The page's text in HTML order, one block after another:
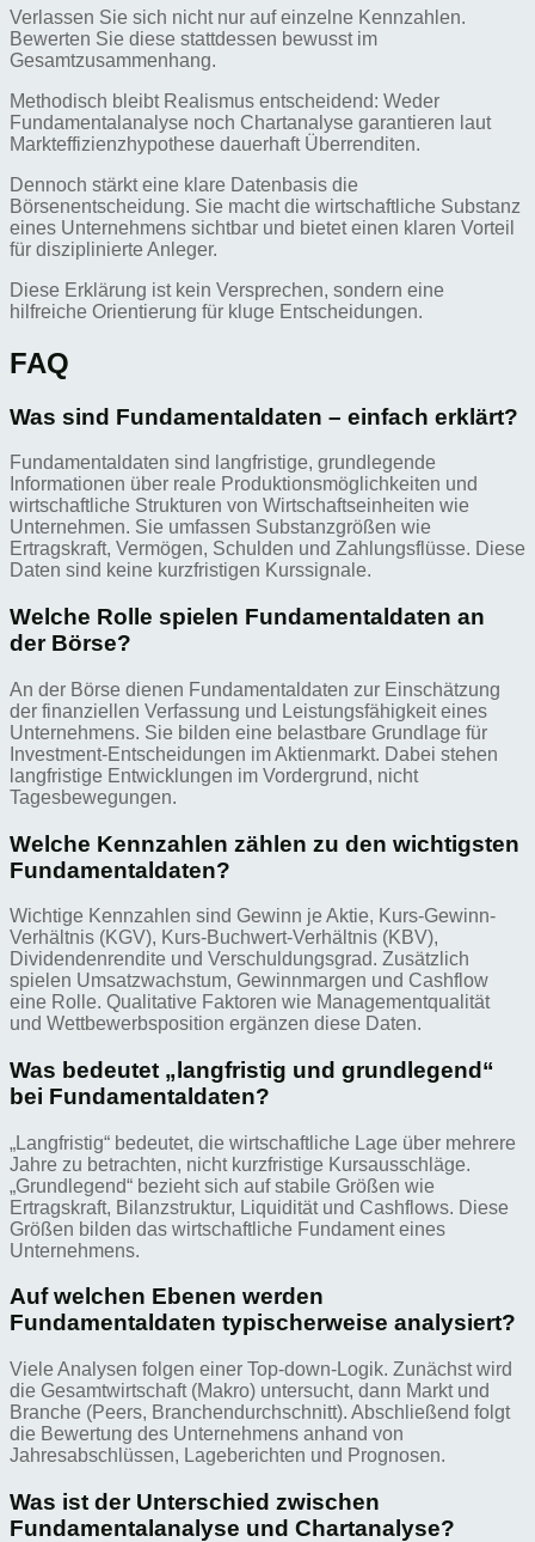
Verlassen Sie sich nicht nur auf einzelne Kennzahlen.
Bewerten Sie diese stattdessen bewusst im
Gesamtzusammenhang.
Methodisch bleibt Realismus entscheidend: Weder
Fundamentalanalyse noch Chartanalyse garantieren laut
Markteffizienzhypothese dauerhaft Überrenditen.
Dennoch stärkt eine klare Datenbasis die
Börsenentscheidung. Sie macht die wirtschaftliche Substanz
eines Unternehmens sichtbar und bietet einen klaren Vorteil
für disziplinierte Anleger.
Diese Erklärung ist kein Versprechen, sondern eine
hilfreiche Orientierung für kluge Entscheidungen.
FAQ
Was sind Fundamentaldaten – einfach erklärt?
Fundamentaldaten sind langfristige, grundlegende
Informationen über reale Produktionsmöglichkeiten und
wirtschaftliche Strukturen von Wirtschaftseinheiten wie
Unternehmen. Sie umfassen Substanzgrößen wie
Ertragskraft, Vermögen, Schulden und Zahlungsflüsse. Diese
Daten sind keine kurzfristigen Kurssignale.
Welche Rolle spielen Fundamentaldaten an
der Börse?
An der Börse dienen Fundamentaldaten zur Einschätzung
der finanziellen Verfassung und Leistungsfähigkeit eines
Unternehmens. Sie bilden eine belastbare Grundlage für
Investment-Entscheidungen im Aktienmarkt. Dabei stehen
langfristige Entwicklungen im Vordergrund, nicht
Tagesbewegungen.
Welche Kennzahlen zählen zu den wichtigsten
Fundamentaldaten?
Wichtige Kennzahlen sind Gewinn je Aktie, Kurs-Gewinn-
Verhältnis (KGV), Kurs-Buchwert-Verhältnis (KBV),
Dividendenrendite und Verschuldungsgrad. Zusätzlich
spielen Umsatzwachstum, Gewinnmargen und Cashflow
eine Rolle. Qualitative Faktoren wie Managementqualität
und Wettbewerbsposition ergänzen diese Daten.
Was bedeutet „langfristig und grundlegend“
bei Fundamentaldaten?
„Langfristig“ bedeutet, die wirtschaftliche Lage über mehrere
Jahre zu betrachten, nicht kurzfristige Kursausschläge.
„Grundlegend“ bezieht sich auf stabile Größen wie
Ertragskraft, Bilanzstruktur, Liquidität und Cashflows. Diese
Größen bilden das wirtschaftliche Fundament eines
Unternehmens.
Auf welchen Ebenen werden
Fundamentaldaten typischerweise analysiert?
Viele Analysen folgen einer Top-down-Logik. Zunächst wird
die Gesamtwirtschaft (Makro) untersucht, dann Markt und
Branche (Peers, Branchendurchschnitt). Abschließend folgt
die Bewertung des Unternehmens anhand von
Jahresabschlüssen, Lageberichten und Prognosen.
Was ist der Unterschied zwischen
Fundamentalanalyse und Chartanalyse?